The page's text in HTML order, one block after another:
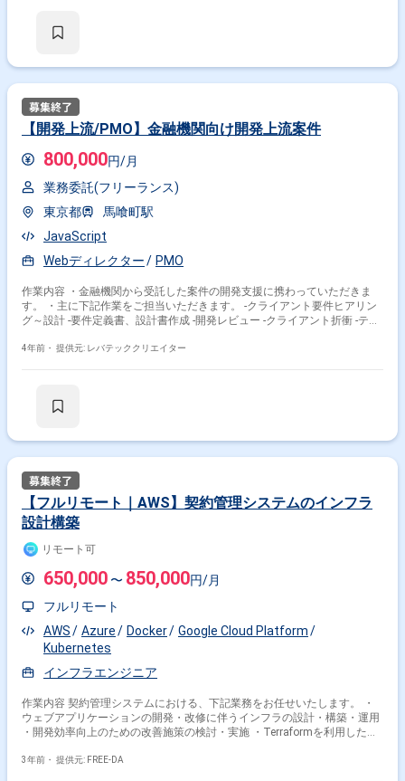
【開発上流/PMO】金融機関向け開発上流案件
800,000円/月
業務委託(フリーランス)
東京都
馬喰町駅
JavaScript
Webディレクター
PMO
作業内容 ・金融機関から受託した案件の開発支援に携わっていただきま
す。 ・主に下記作業をご担当いただきます。 -クライアント要件ヒアリン
グ～設計 -要件定義書、設計書作成 -開発レビュー -クライアント折衝 -テス
4年前・ 提供元: レバテッククリエイター
【フルリモート｜AWS】契約管理システムのインフラ
設計構築
リモート可
650,000 〜 850,000円/月
フルリモート
AWS
Azure Docker
Google Cloud Platform
Kubernetes
インフラエンジニア
作業内容 契約管理システムにおける、下記業務をお任せいたします。 ・
ウェブアプリケーションの開発・改修に伴うインフラの設計・構築・運用
・開発効率向上のための改善施策の検討・実施 ・Terraformを利用したイ
AWS - アプリケーション言語： - フロントエンド: JavaScript - バッ
3年前・ 提供元: FREE-DA